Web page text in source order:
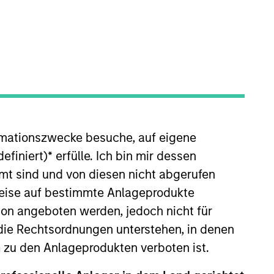
besuche, auf eigene
* erfülle. Ich bin mir dessen
sind und von diesen nicht abgerufen
auf bestimmte Anlageprodukte
angeboten werden, jedoch nicht für
Rechtsordnungen unterstehen, in denen
den Anlageprodukten verboten ist.
that the investment mentioned
The trademarks and service marks
sponsored, or otherwise approved by